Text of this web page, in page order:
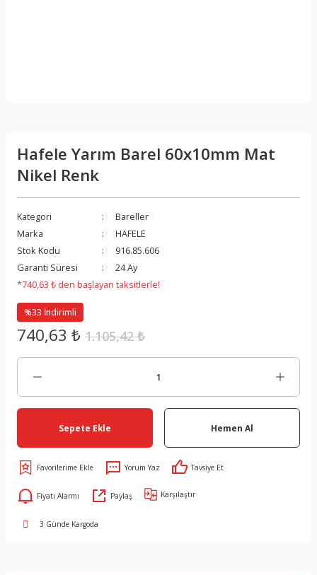
Hafele Yarım Barel 60x10mm Mat
Nikel Renk
Kategori
Bareller
Marka
HAFELE
Stok Kodu
916.85.606
Garanti Süresi
24 Ay
*740,63 ₺ den başlayan taksitlerle!
%33 İndirimli
740,63 ₺ 1.105,42 ₺
Sepete Ekle Hemen Al
Yorum Yaz Tavsiye Et
Fiyatı Alarmı Paylaş Karşılaştır
3 Günde Kargoda